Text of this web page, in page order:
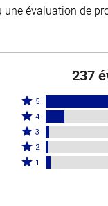
évaluation de
237
Coté
5
étoiles
par
80 %
5
Coté
4
étoiles
par
4
Coté
3
étoiles
3
Coté
2
2
Coté1